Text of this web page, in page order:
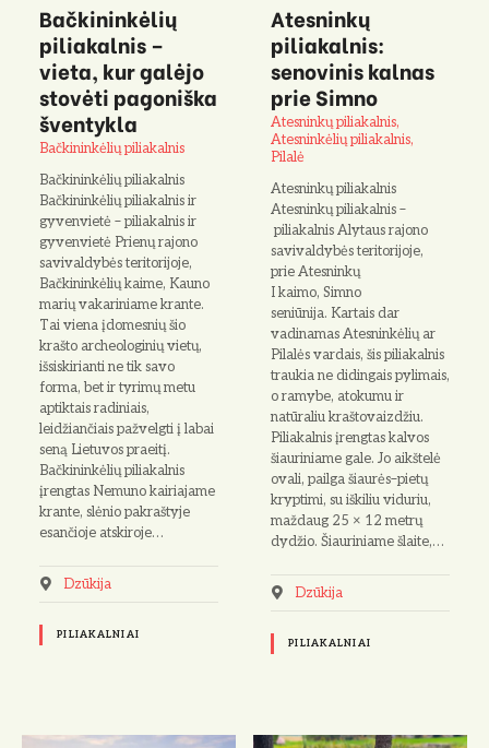
Bačkininkėlių
piliakalnis –
vieta, kur galėjo
stovėti pagoniška
šventykla
Bačkininkėlių piliakalnis
Bačkininkėlių piliakalnis
Bačkininkėlių piliakalnis ir
gyvenvietė – piliakalnis ir
gyvenvietė Prienų rajono
savivaldybės teritorijoje,
Bačkininkėlių kaime, Kauno
marių vakariniame krante.
Tai viena įdomesnių šio
krašto archeologinių vietų,
išsiskirianti ne tik savo
forma, bet ir tyrimų metu
aptiktais radiniais,
leidžiančiais pažvelgti į labai
seną Lietuvos praeitį.
Bačkininkėlių piliakalnis
įrengtas Nemuno kairiajame
krante, slėnio pakraštyje
esančioje atskiroje…
Dzūkija
PILIAKALNIAI
Atesninkų
piliakalnis:
senovinis kalnas
prie Simno
Atesninkų piliakalnis,
Atesninkėlių piliakalnis,
Pilalė
Atesninkų piliakalnis
Atesninkų piliakalnis –
piliakalnis Alytaus rajono
savivaldybės teritorijoje,
prie Atesninkų
I kaimo, Simno
seniūnija. Kartais dar
vadinamas Atesninkėlių ar
Pilalės vardais, šis piliakalnis
traukia ne didingais pylimais,
o ramybe, atokumu ir
natūraliu kraštovaizdžiu.
Piliakalnis įrengtas kalvos
šiauriniame gale. Jo aikštelė
ovali, pailga šiaurės–pietų
kryptimi, su iškiliu viduriu,
maždaug 25 × 12 metrų
dydžio. Šiauriniame šlaite,…
Dzūkija
PILIAKALNIAI